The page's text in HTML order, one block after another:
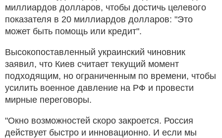
миллиардов долларов, чтобы достичь целевого
показателя в 20 миллиардов долларов: "Это
может быть помощь или кредит".
Высокопоставленный украинский чиновник
заявил, что Киев считает текущий момент
подходящим, но ограниченным по времени, чтобы
усилить военное давление на РФ и провести
мирные переговоры.
"Окно возможностей скоро закроется. Россия
действует быстро и инновационно. И если мы